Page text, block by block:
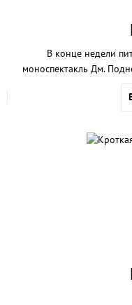
В конце недели
моноспектакль Дм.